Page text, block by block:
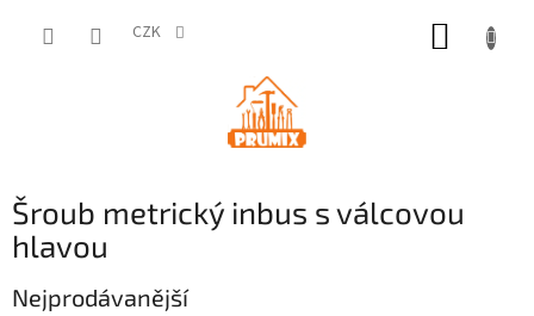
CZK
Šroub metrický inbus s válcovou
hlavou
Nejprodávanější